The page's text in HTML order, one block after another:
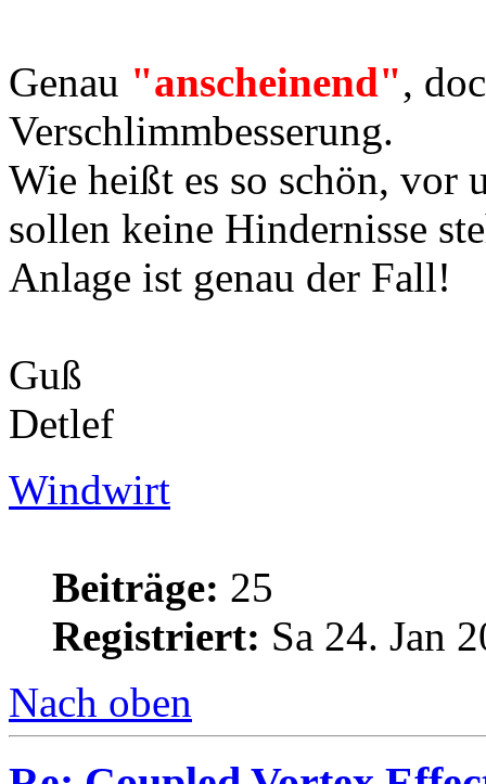
Genau "anscheinend",
Verschlimmbesserung.
Wie heißt es so schön, vor
sollen keine Hindernisse
Anlage ist genau der Fall!
Guß
Detlef
Windwirt
Beiträge: 25
Registriert: Sa 24. Jan
Nach oben